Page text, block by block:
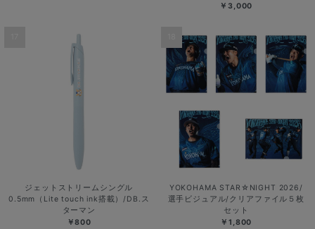
￥3,000
ジェットストリームシングル
0.5mm（Lite touch ink搭載）/DB.ス
ターマン
￥800
YOKOHAMA STAR☆NIGHT 2026/
選手ビジュアル/クリアファイル５枚
セット
￥1,800